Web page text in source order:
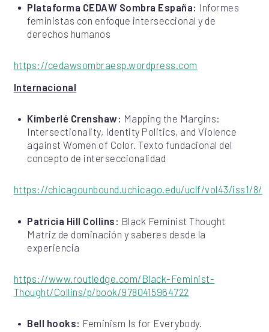
Plataforma CEDAW Sombra España: Informes
feministas con enfoque interseccional y de
derechos humanos
https://cedawsombraesp.wordpress.com
Internacional
Kimberlé Crenshaw: Mapping the Margins:
Intersectionality, Identity Politics, and Violence
against Women of Color. Texto fundacional del
concepto de interseccionalidad
https://chicagounbound.uchicago.edu/uclf/vol43/iss1/8/
Patricia Hill Collins: Black Feminist Thought
Matriz de dominación y saberes desde la
experiencia
https://www.routledge.com/Black-Feminist-
Thought/Collins/p/book/9780415964722
Bell hooks: Feminism Is for Everybody.